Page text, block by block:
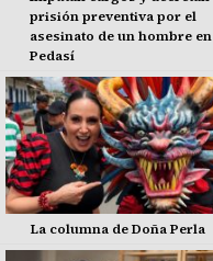
prisión preventiva por el
asesinato de un hombre en
Pedasí
La columna de Doña Perla